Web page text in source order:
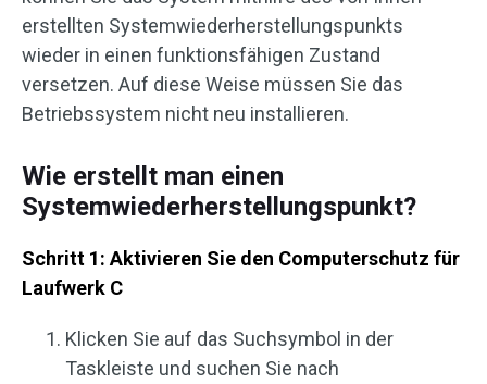
erstellten Systemwiederherstellungspunkts
wieder in einen funktionsfähigen Zustand
versetzen. Auf diese Weise müssen Sie das
Betriebssystem nicht neu installieren.
Wie erstellt man einen
Systemwiederherstellungspunkt?
Schritt 1: Aktivieren Sie den Computerschutz für
Laufwerk C
Klicken Sie auf das Suchsymbol in der
Taskleiste und suchen Sie nach